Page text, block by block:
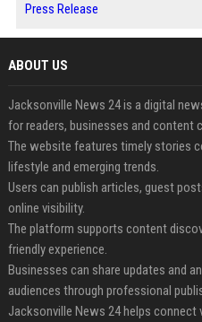
Press Release
ABOUT US
Jacksonville News 24 is a digital
for readers, businesses and content
The website features timely stories
lifestyle and emerging trends.
Users can publish articles, guest
online visibility.
The platform supports content
friendly experience.
Businesses can share updates and
audiences through professional
Jacksonville News 24 helps